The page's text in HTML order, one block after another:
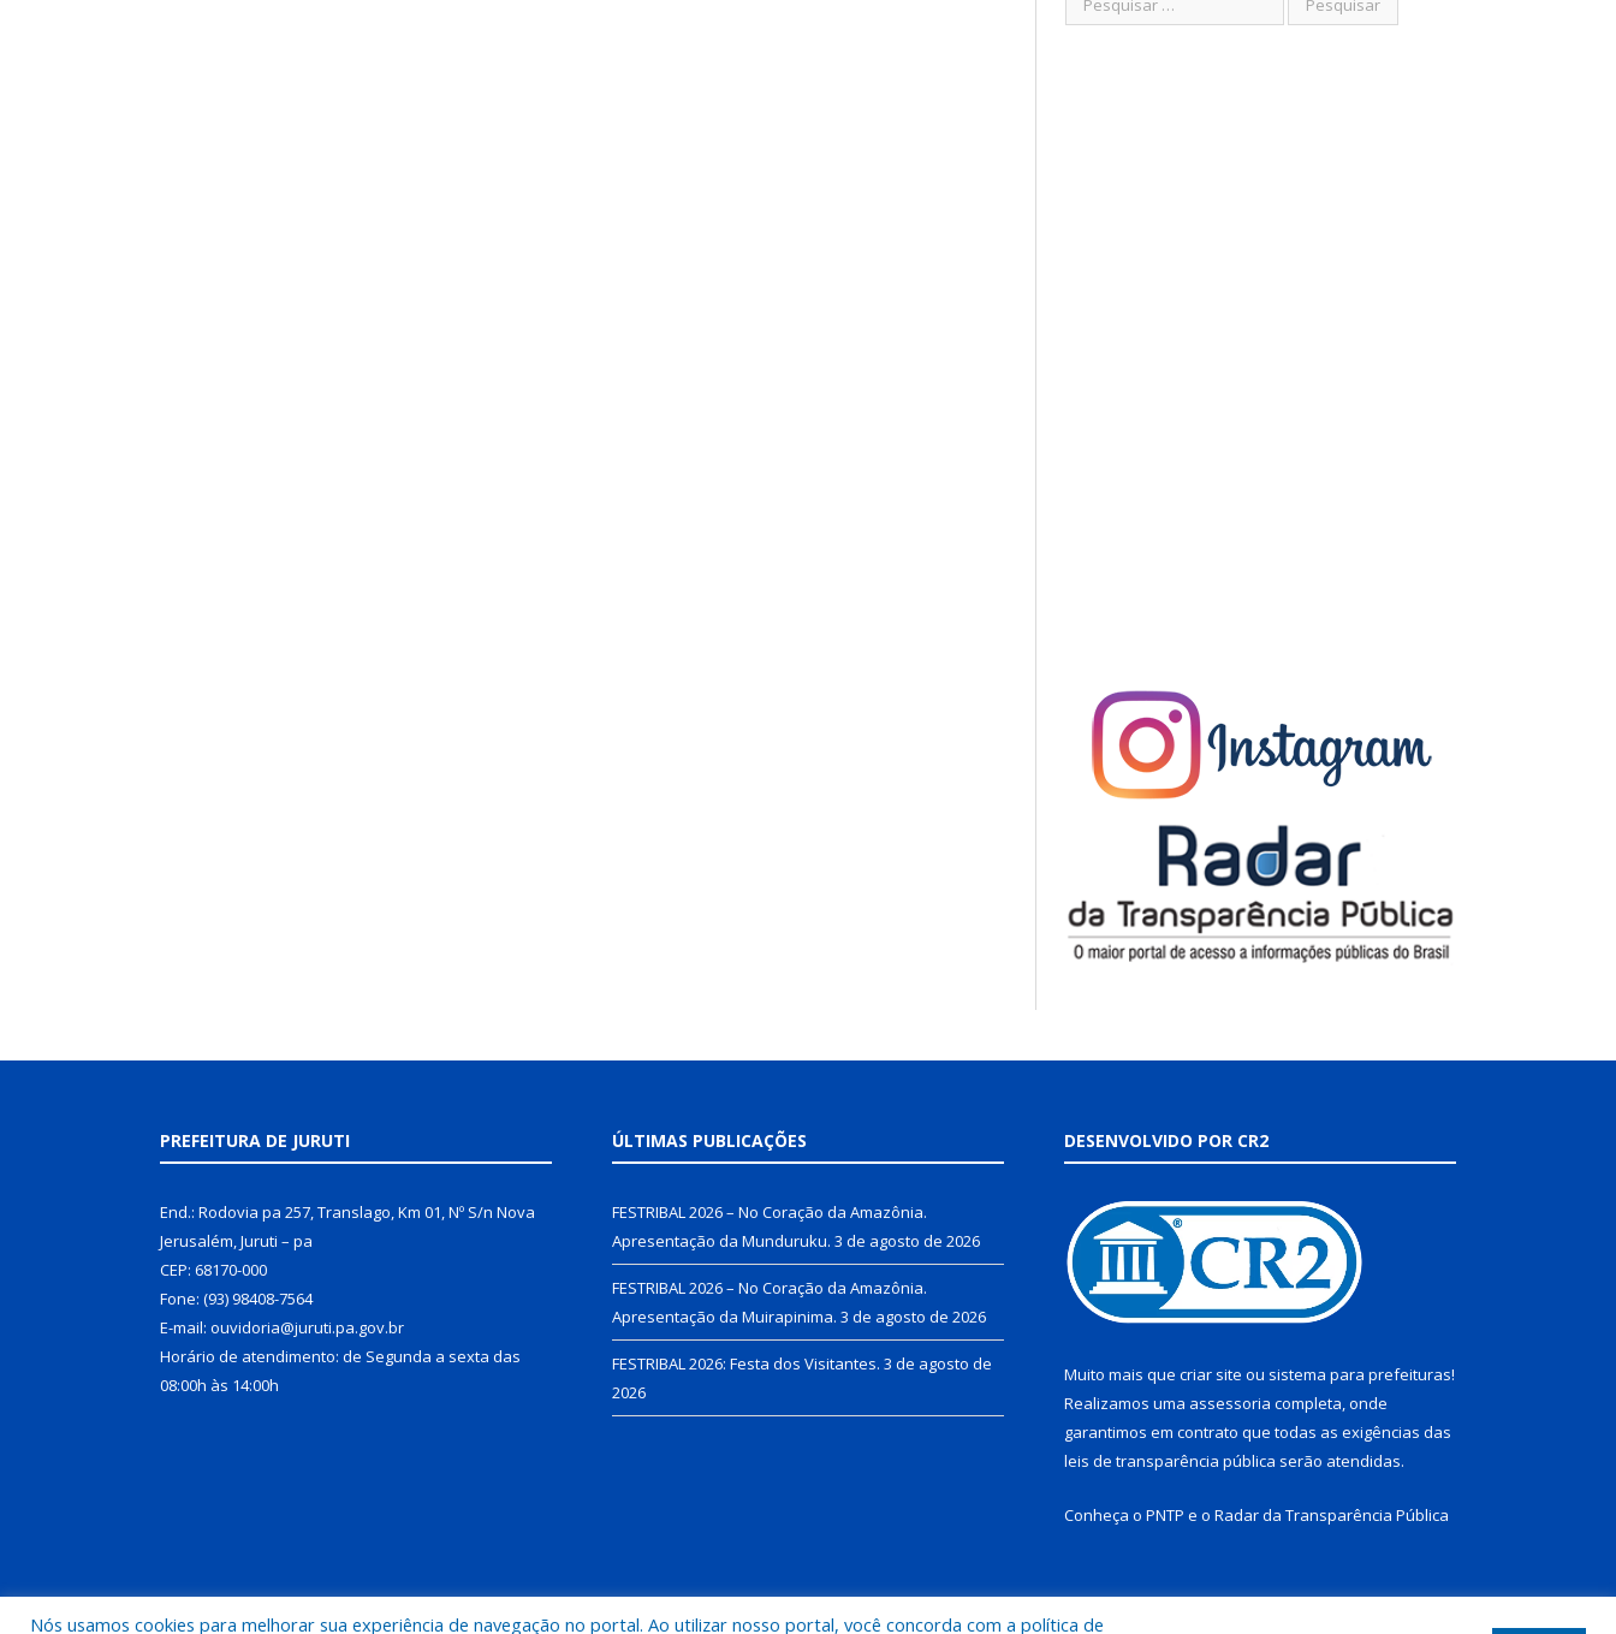
PREFEITURA DE JURUTI
End.: Rodovia pa 257, Translago, Km 01, Nº S/n Nova
Jerusalém, Juruti – pa
CEP: 68170-000
Fone: (93) 98408-7564
E-mail: ouvidoria@juruti.pa.gov.br
Horário de atendimento: de Segunda a sexta das
08:00h às 14:00h
ÚLTIMAS PUBLICAÇÕES
FESTRIBAL 2026 – No Coração da Amazônia.
Apresentação da Munduruku. 3 de agosto de 2026
FESTRIBAL 2026 – No Coração da Amazônia.
Apresentação da Muirapinima. 3 de agosto de 2026
FESTRIBAL 2026: Festa dos Visitantes. 3 de agosto de
2026
DESENVOLVIDO POR CR2
Muito mais que criar site ou sistema para prefeituras!
Realizamos uma assessoria completa, onde
garantimos em contrato que todas as exigências das
leis de transparência pública serão atendidas.
Conheça o PNTP e o Radar da Transparência Pública
Nós usamos cookies para melhorar sua experiência de navegação no portal. Ao utilizar nosso portal, você concorda com a política de